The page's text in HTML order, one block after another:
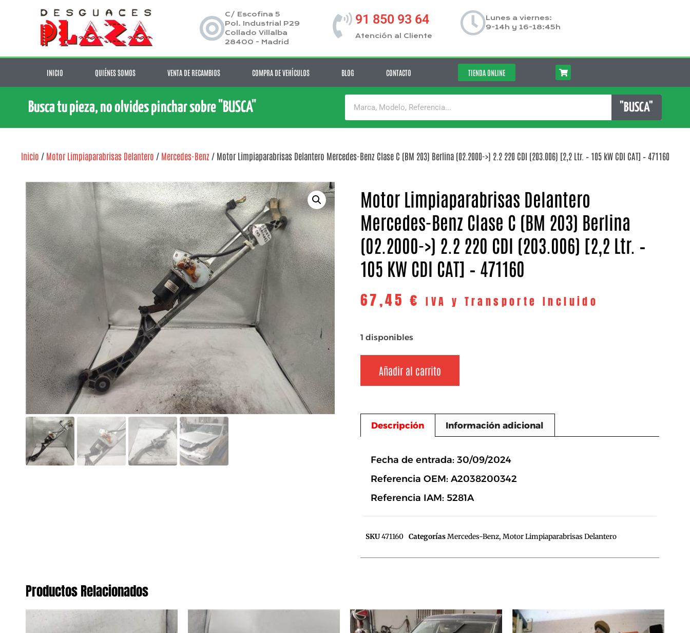
C/ Escofina 5
Pol. Industrial P29
Collado Villalba
28400 - Madrid
91 850 93 64
Atención al Cliente
Lunes a viernes:
9-14h y 16-18:45h
INICIO QUIÉNES SOMOS VENTA DE RECAMBIOS COMPRA DE VEHÍCULOS BLOG CONTACTO TIENDA ONLINE
Busca tu pieza, no olvides pinchar sobre "BUSCA" "BUSCA"
Inicio / Motor Limpiaparabrisas Delantero / Mercedes-Benz / Motor Limpiaparabrisas Delantero Mercedes-Benz Clase C (BM 203) Berlina (02.2000->) 2.2 220 CDI (203.006) [2,2 Ltr. – 105 kW CDI CAT] – 471160
Motor Limpiaparabrisas Delantero
Mercedes-Benz Clase C (BM 203) Berlina
(02.2000->) 2.2 220 CDI (203.006) [2,2 Ltr. –
105 KW CDI CAT] – 471160
67,45€ IVA y Transporte Incluido
1 disponibles
Añadir al carrito
Descripción Información adicional
Fecha de entrada: 30/09/2024
Referencia OEM: A2038200342
Referencia IAM: 5281A
SKU471160 CategoríasMercedes-Benz, Motor Limpiaparabrisas Delantero
Productos Relacionados